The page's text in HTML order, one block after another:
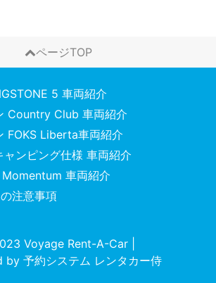
ページTOP
5 車両紹介
Country Club 車両紹介
FOKS Liberta車両紹介
ャンピング仕様 車両紹介
車両紹介
注意事項
Voyage Rent-A-Car
by 予約システム レンタカー侍